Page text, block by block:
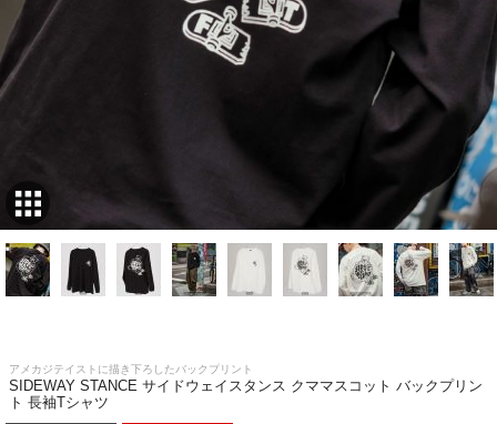
アメカジテイストに描き下ろしたバックプリント
SIDEWAY STANCE サイドウェイスタンス クママスコット バックプリン
ト 長袖Tシャツ